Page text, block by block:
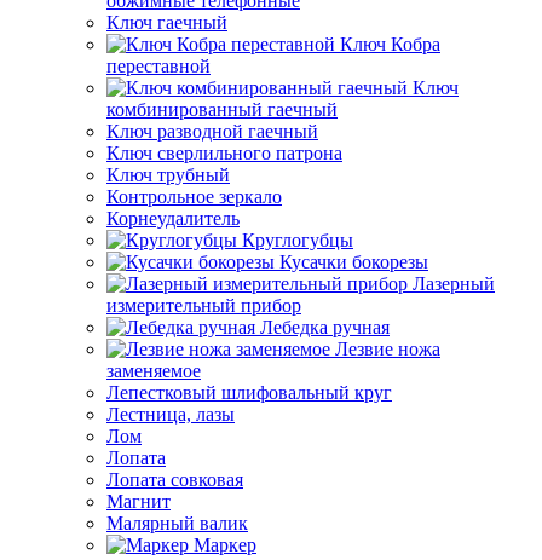
Ключ гаечный
Ключ Кобра
переставной
Ключ
комбинированный гаечный
Ключ разводной гаечный
Ключ сверлильного патрона
Ключ трубный
Контрольное зеркало
Корнеудалитель
Круглогубцы
Кусачки бокорезы
Лазерный
измерительный прибор
Лебедка ручная
Лезвие ножа
заменяемое
Лепестковый шлифовальный круг
Лестница, лазы
Лом
Лопата
Лопата совковая
Магнит
Малярный валик
Маркер